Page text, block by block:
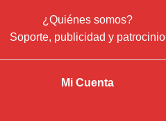
¿Quiénes somos?
Soporte, publicidad y patrocinio
Mi Cuenta